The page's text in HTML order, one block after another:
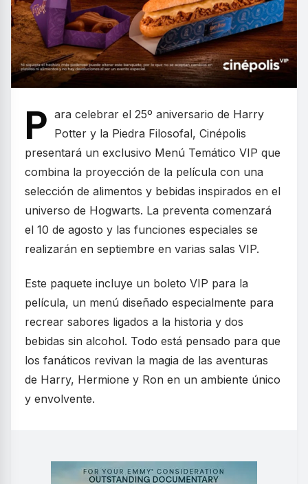
P ara celebrar el 25º aniversario de Harry
Potter y la Piedra Filosofal, Cinépolis
presentará un exclusivo Menú Temático VIP que
combina la proyección de la película con una
selección de alimentos y bebidas inspirados en el
universo de Hogwarts. La preventa comenzará
el 10 de agosto y las funciones especiales se
realizarán en septiembre en varias salas VIP.
Este paquete incluye un boleto VIP para la
película, un menú diseñado especialmente para
recrear sabores ligados a la historia y dos
bebidas sin alcohol. Todo está pensado para que
los fanáticos revivan la magia de las aventuras
de Harry, Hermione y Ron en un ambiente único
y envolvente.